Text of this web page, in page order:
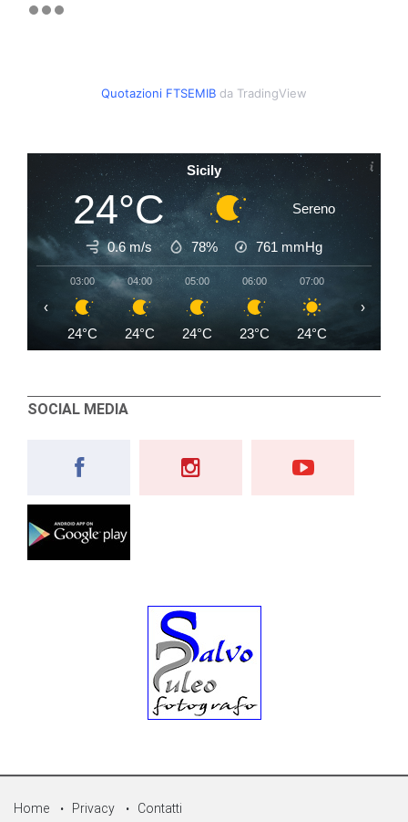
Quotazioni FTSEMIB da TradingView
Sicily
24°C Sereno
0.6 m/s 78% 761 mmHg
03:00
24°C
04:00
24°C
05:00
24°C
06:00
23°C
07:00
24°C
‹ ›
SOCIAL MEDIA
Home Privacy Contatti